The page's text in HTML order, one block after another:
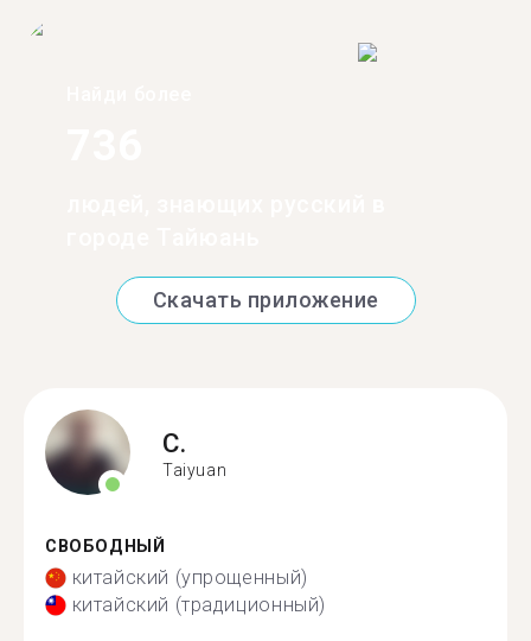
Скачать приложение
C.
Taiyuan
СВОБОДНЫЙ
китайский (упрощенный)
китайский (традиционный)